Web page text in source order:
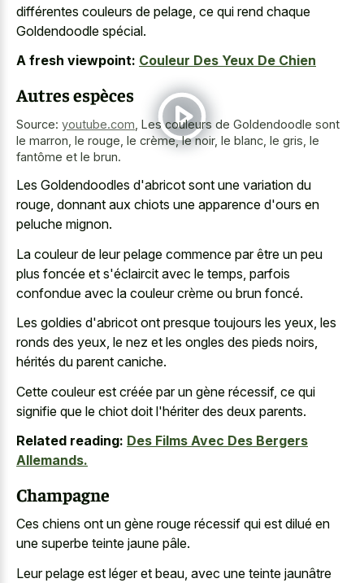
différentes couleurs de pelage, ce qui rend chaque
Goldendoodle spécial.
A fresh viewpoint: Couleur Des Yeux De Chien
Autres espèces
Source: youtube.com Les couleurs de Goldendoodle sont
le marron, le rouge, le crème, le noir, le blanc, le gris, le
fantôme et le brun.
Les Goldendoodles d'abricot sont une variation du
rouge, donnant aux chiots une apparence d'ours en
peluche mignon.
La couleur de leur pelage commence par être un peu
plus foncée et s'éclaircit avec le temps, parfois
confondue avec la couleur crème ou brun foncé.
Les goldies d'abricot ont presque toujours les yeux, les
ronds des yeux, le nez et les ongles des pieds noirs,
hérités du parent caniche.
Cette couleur est créée par un gène récessif, ce qui
signifie que le chiot doit l'hériter des deux parents.
Related reading: Des Films Avec Des Bergers
Allemands.
Champagne
Ces chiens ont un gène rouge récessif qui est dilué en
une superbe teinte jaune pâle.
Leur pelage est léger et beau, avec une teinte jaunâtre